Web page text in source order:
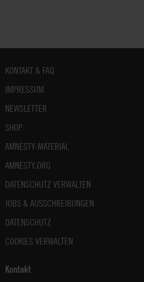
Fußbereich
KONTAKT & FAQ
IMPRESSUM
NEWSLETTER
SHOP
AMNESTY-MATERIAL
AMNESTY.ORG
DATENSCHUTZ VERWALTEN
JOBS & AUSSCHREIBUNGEN
DATENSCHUTZ
COOKIES VERWALTEN
Kontakt